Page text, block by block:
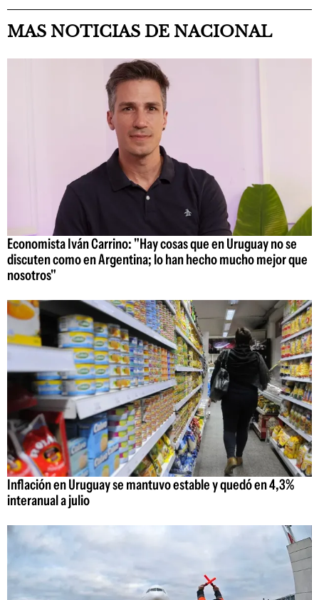
MAS NOTICIAS DE NACIONAL
Economista Iván Carrino: "Hay cosas que en Uruguay no se
discuten como en Argentina; lo han hecho mucho mejor que
nosotros"
Inflación en Uruguay se mantuvo estable y quedó en 4,3%
interanual a julio